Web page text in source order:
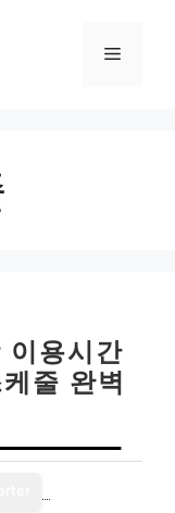
메
이용시간
줄 완벽